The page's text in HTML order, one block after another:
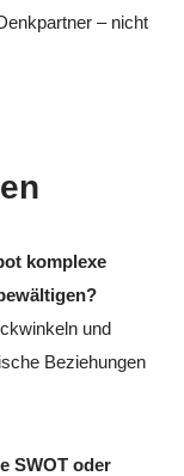
– nicht
komplexe
und
Beziehungen
SWOT oder